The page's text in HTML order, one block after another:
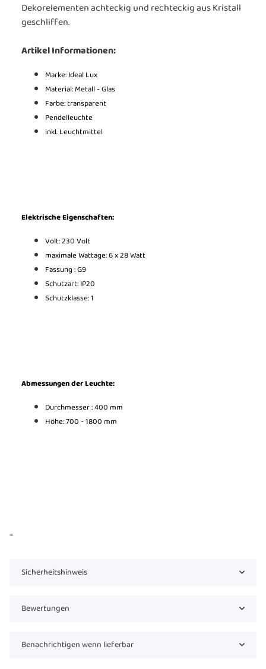
Dekorelementen achteckig und rechteckig aus Kristall
geschliffen.
Artikel Informationen:
Marke: Ideal Lux
Material: Metall - Glas
Farbe: transparent
Pendelleuchte
inkl. Leuchtmittel
Elektrische Eigenschaften:
Volt: 230 Volt
maximale Wattage: 6 x 28 Watt
Fassung : G9
Schutzart: IP20
Schutzklasse: 1
Abmessungen der Leuchte:
Durchmesser : 400 mm
Höhe: 700 - 1800 mm
...
Sicherheitshinweis
Bewertungen
Benachrichtigen wenn lieferbar